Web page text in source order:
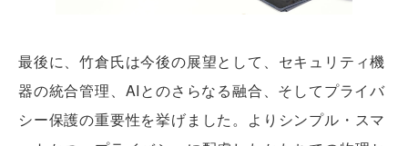
最後に、竹倉氏は今後の展望として、セキュリティ機
器の統合管理、AIとのさらなる融合、そしてプライバ
シー保護の重要性を挙げました。よりシンプル・スマ